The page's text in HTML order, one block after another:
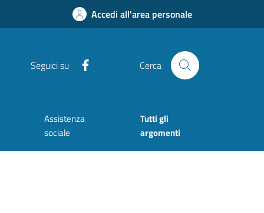
Accedi all'area personale
Seguici su Cerca
Assistenza
sociale
Tutti gli
argomenti